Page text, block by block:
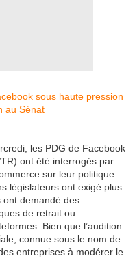
les PDG de Facebook
ont été interrogés par
sur leur politique
législateurs ont exigé plus
ont demandé des
de retrait ou
Bien que l’audition
connue sous le nom de
entreprises à modérer le